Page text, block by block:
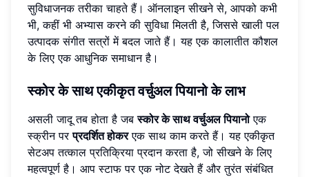
सुविधाजनक तरीका चाहते हैं। ऑनलाइन सीखने से, आपको कभी
भी, कहीं भी अभ्यास करने की सुविधा मिलती है, जिससे खाली पल
उत्पादक संगीत सत्रों में बदल जाते हैं। यह एक कालातीत कौशल
के लिए एक आधुनिक समाधान है।
स्कोर के साथ एकीकृत वर्चुअल पियानो के लाभ
असली जादू तब होता है जबस्कोर के साथ वर्चुअल पियानोएक
स्क्रीन परप्रदर्शित होकरएक साथ काम करते हैं। यह एकीकृत
सेटअप तत्काल प्रतिक्रिया प्रदान करता है, जो सीखने के लिए
महत्वपूर्ण है। आप स्टाफ पर एक नोट देखते हैं और तुरंत संबंधित